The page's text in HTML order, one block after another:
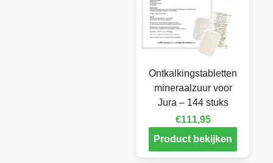
Ontkalkingstabletten
mineraalzuur voor
Jura – 144 stuks
€111,95
Product bekijken